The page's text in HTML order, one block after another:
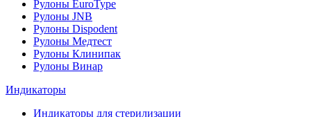
Рулоны EuroType
Рулоны JNB
Рулоны Dispodent
Рулоны Медтест
Рулоны Клинипак
Рулоны Винар
Индикаторы
Индикаторы для стерилизации